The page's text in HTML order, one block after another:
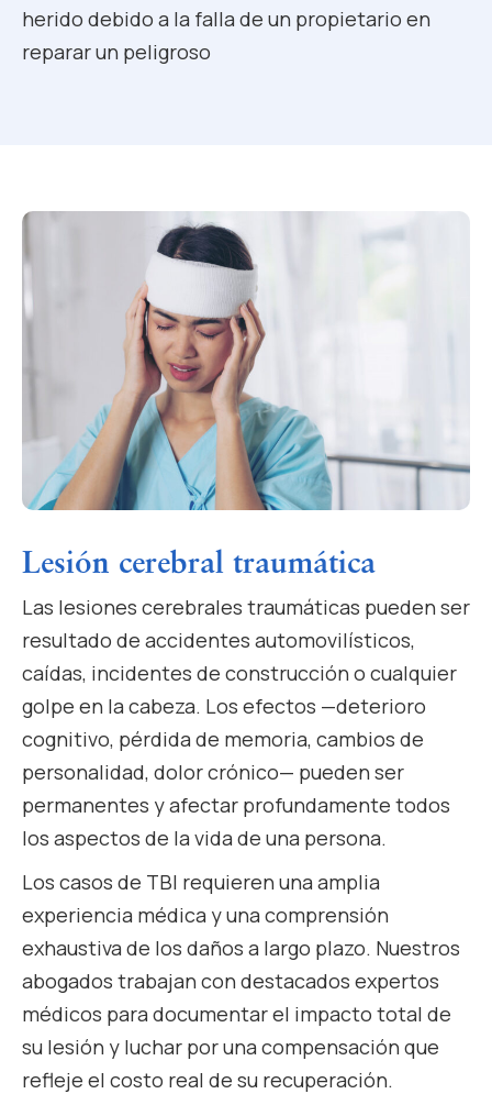
herido debido a la falla de un propietario en
reparar un peligroso
Lesión cerebral traumática
Las lesiones cerebrales traumáticas pueden ser
resultado de accidentes automovilísticos,
caídas, incidentes de construcción o cualquier
golpe en la cabeza. Los efectos —deterioro
cognitivo, pérdida de memoria, cambios de
personalidad, dolor crónico— pueden ser
permanentes y afectar profundamente todos
los aspectos de la vida de una persona.
Los casos de TBI requieren una amplia
experiencia médica y una comprensión
exhaustiva de los daños a largo plazo. Nuestros
abogados trabajan con destacados expertos
médicos para documentar el impacto total de
su lesión y luchar por una compensación que
refleje el costo real de su recuperación.